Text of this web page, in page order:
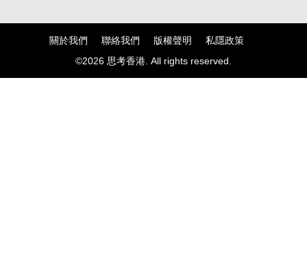
關於我們 聯絡我們 版權聲明
私隱政策
©2026 思考香港. All rights reserved.